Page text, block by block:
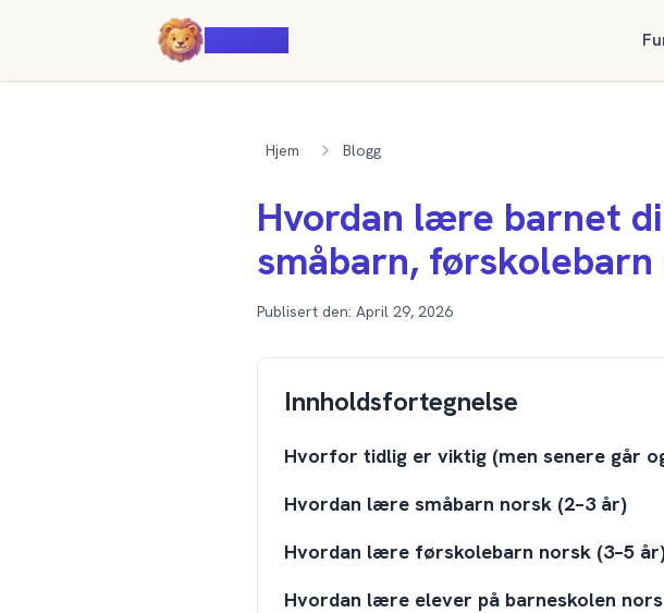
Hjem Blogg
Hvordan lære barnet
småbarn,
Publisert den: April 29, 2026
Innholdsfortegnelse
Hvorfor tidlig er viktig (men senere går
Hvordan lære småbarn norsk (2–3 år)
Hvordan lære førskolebarn norsk (3–5
Hvordan lære elever på barneskolen